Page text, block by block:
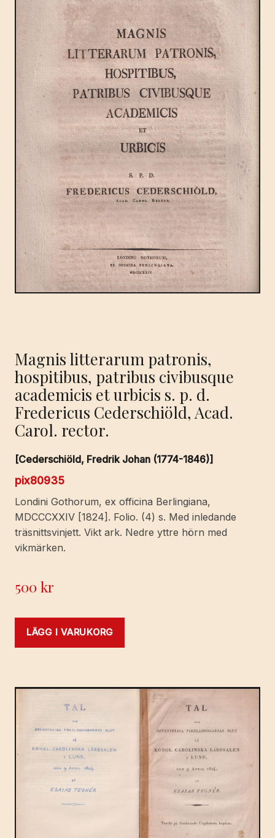
Magnis litterarum patronis,
hospitibus, patribus civibusque
academicis et urbicis s. p. d.
Fredericus Cederschiöld, Acad.
Carol. rector.
[Cederschiöld, Fredrik Johan (1774-1846)]
pix80935
Londini Gothorum, ex officina Berlingiana,
MDCCCXXIV [1824]. Folio. (4) s. Med inledande
träsnittsvinjett. Vikt ark. Nedre yttre hörn med
vikmärken.
500kr
LÄGG I VARUKORG